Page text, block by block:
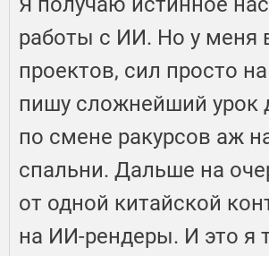
работы с ИИ. Но у меня
проектов, сил просто
пишу сложнейший урок
по смене ракурсов аж
спальни. Дальше на
от одной китайской
на ИИ-рендеры. И это я